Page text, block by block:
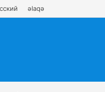
əlaqə